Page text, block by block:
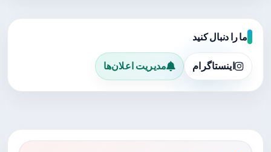
ما را دنبال کنید
اینستاگرام مدیریت اعلان‌ها